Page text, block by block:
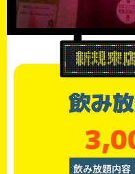
飲み
飲み放題内容